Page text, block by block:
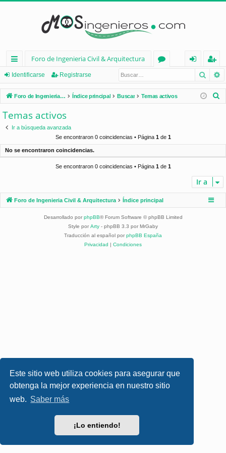
Este sitio web utiliza cookies para asegurar que
obtenga la mejor experiencia en nuestro sitio
web. Saber más
¡Lo entiendo!
nl
ac
es
rá
d
Foro de Ingenieria Civil & Arquitectura
os
nt
ifi
eg
ist
ra
Identificarse Registrarse
Foro de Ingenieria Civil & Arquitectura Índice principal Buscar Temas activos
Temas activos
Ir a búsqueda avanzada
Se encontraron 0 coincidencias • Página 1de 1
No se encontraron coincidencias.
Se encontraron 0 coincidencias • Página 1de 1
Ir a
Foro de Ingenieria Civil & Arquitectura Índice principal
Desarrollado por phpBB® Forum Software © phpBB Limited
Style por Arty - phpBB 3.3 por MrGaby
Traducción al español por phpBB España
Privacidad | Condiciones